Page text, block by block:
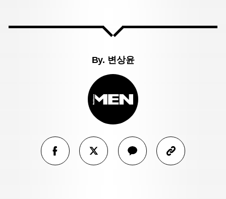
By. 변상윤